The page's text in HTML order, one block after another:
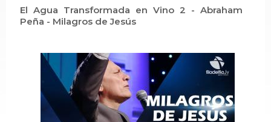
El Agua Transformada en Vino 2 - Abraham
Peña - Milagros de Jesús